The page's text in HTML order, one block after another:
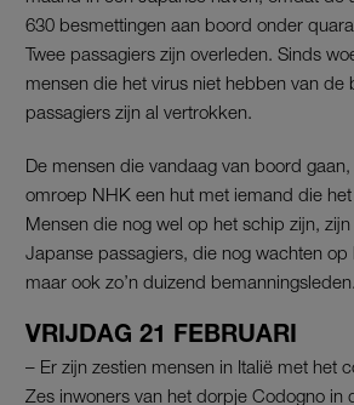
630 besmettingen aan boord onder
Twee passagiers zijn overleden. Sinds
mensen die het virus niet hebben van de
passagiers zijn al vertrokken.
De mensen die vandaag van boord
omroep NHK een hut met iemand die het
Mensen die nog wel op het schip zijn,
Japanse passagiers, die nog wachten op
maar ook zo’n duizend bemanningsleden.
VRIJDAG 21 FEBRUARI
– Er zijn zestien mensen in Italië met het
Zes inwoners van het dorpje Codogno in